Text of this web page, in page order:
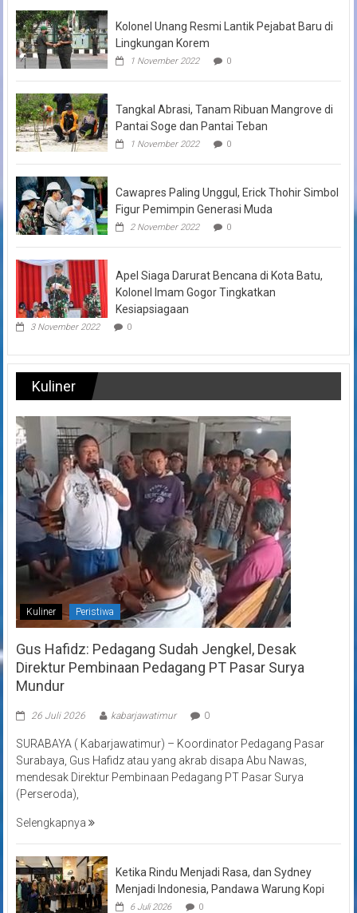
Kolonel Unang Resmi Lantik Pejabat Baru di
Lingkungan Korem
1 November 2022 0
Tangkal Abrasi, Tanam Ribuan Mangrove di
Pantai Soge dan Pantai Teban
1 November 2022 0
Cawapres Paling Unggul, Erick Thohir Simbol
Figur Pemimpin Generasi Muda
2 November 2022 0
Apel Siaga Darurat Bencana di Kota Batu,
Kolonel Imam Gogor Tingkatkan
Kesiapsiagaan
3 November 2022 0
Kuliner
Kuliner Peristiwa
Gus Hafidz: Pedagang Sudah Jengkel, Desak
Direktur Pembinaan Pedagang PT Pasar Surya
Mundur
26 Juli 2026 kabarjawatimur 0
SURABAYA ( Kabarjawatimur) – Koordinator Pedagang Pasar
Surabaya, Gus Hafidz atau yang akrab disapa Abu Nawas,
mendesak Direktur Pembinaan Pedagang PT Pasar Surya
(Perseroda),
Selengkapnya
Ketika Rindu Menjadi Rasa, dan Sydney
Menjadi Indonesia, Pandawa Warung Kopi
6 Juli 2026 0